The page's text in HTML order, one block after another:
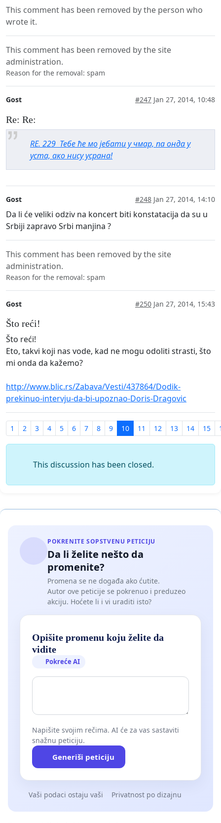
This comment has been removed by the person who
wrote it.
This comment has been removed by the site
administration.
Reason for the removal: spam
Gost #247 Jan 27, 2014, 10:48
Re: Re:
RE. 229 Тебе ће мо јебати у чмар, па онда у
уста, ако нису усрана!
Gost #248 Jan 27, 2014, 14:10
Da li će veliki odziv na koncert biti konstatacija da su u
Srbiji zapravo Srbi manjina ?
This comment has been removed by the site
administration.
Reason for the removal: spam
Gost #250 Jan 27, 2014, 15:43
Što reći!
Što reći!
Eto, takvi koji nas vode, kad ne mogu odoliti strasti, što
mi onda da kažemo?
http://www.blic.rs/Zabava/Vesti/437864/Dodik-
prekinuo-intervju-da-bi-upoznao-Doris-Dragovic
1 2 3 4 5 6 7 8 9 10 11 12 13 14 15
This discussion has been closed.
POKRENITE SOPSTVENU PETICIJU
Da li želite nešto da
promenite?
Promena se ne događa ako ćutite.
Autor ove peticije se pokrenuo i preduzeo
akciju. Hoćete li i vi uraditi isto?
Opišite promenu koju želite da
vidite
Pokreće AI
Napišite svojim rečima. AI će za vas sastaviti
snažnu peticiju.
Generiši peticiju
Vaši podaci ostaju vaši Privatnost po dizajnu